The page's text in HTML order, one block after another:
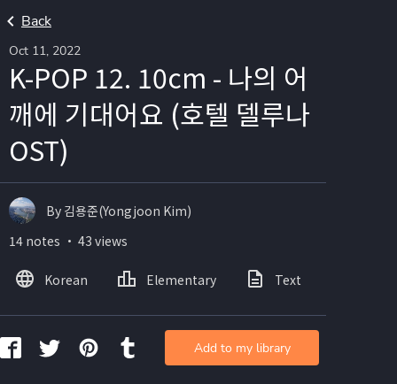
Back
Oct 11, 2022
K-POP 12. 10cm - 나의 어
깨에 기대어요 (호텔 델루나
OST)
By 김용준(Yongjoon Kim)
14 notes ・ 43 views
Korean Elementary Text
Add to my library